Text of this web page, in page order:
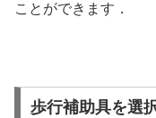
ことができます．
歩行補助具を選